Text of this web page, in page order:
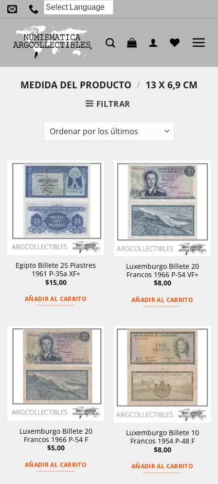
Saltar
al
contenido
MEDIDA DEL PRODUCTO / 13 X 6,9 CM
FILTRAR
Egipto Billete 25 Piastres
1961 P-35a XF+
$15,00
AÑADIR AL CARRITO
Luxemburgo Billete 20
Francos 1966 P-54 VF+
$8,00
AÑADIR AL CARRITO
Luxemburgo Billete 20
Francos 1966 P-54 F
$5,00
AÑADIR AL CARRITO
Luxemburgo Billete 10
Francos 1954 P-48 F
$8,00
AÑADIR AL CARRITO